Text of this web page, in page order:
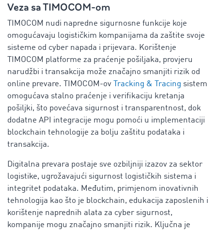
Veza sa TIMOCOM-om
TIMOCOM nudi napredne sigurnosne funkcije koje
omogućavaju logističkim kompanijama da zaštite svoje
sisteme od cyber napada i prijevara. Korištenje
TIMOCOM platforme za praćenje pošiljaka, provjeru
narudžbi i transakcija može značajno smanjiti rizik od
online prevare. TIMOCOM-ov
Tracking & Tracing sistem
omogućava stalno praćenje i verifikaciju kretanja
pošiljki, što povećava sigurnost i transparentnost, dok
dodatne API integracije mogu pomoći u implementaciji
blockchain tehnologije za bolju zaštitu podataka i
transakcija.
Digitalna prevara postaje sve ozbiljniji izazov za sektor
logistike, ugrožavajući sigurnost logističkih sistema i
integritet podataka. Međutim, primjenom inovativnih
tehnologija kao što je blockchain, edukacija zaposlenih i
korištenje naprednih alata za cyber sigurnost,
kompanije mogu značajno smanjiti rizik. Ključna je